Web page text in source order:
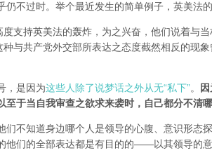
不过时。举个最近发生的简单例子，英美法的
支持英美法的轰炸，为之兴奋，他们说着与当
种与共产党外交部所表达之态度截然相反的现
，是因为这些人除了说梦话之外从无“私下”。
于当自我审查之欲求来袭时，自己都分不清哪
们不知道身边哪个人是领导的心腹、意识形态
他们的全部表达都是有目的的——以其领导的